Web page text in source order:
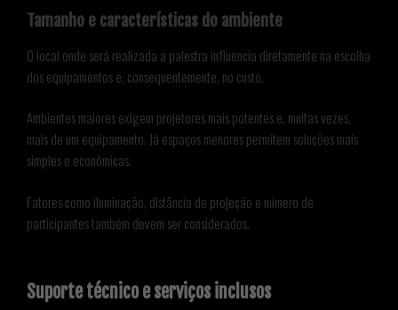
Tamanho e características do ambiente
O local onde será realizada a palestra influencia diretamente na escolha
dos equipamentos e, consequentemente, no custo.
Ambientes maiores exigem projetores mais potentes e, muitas vezes,
mais de um equipamento. Já espaços menores permitem soluções mais
simples e econômicas.
Fatores como iluminação, distância de projeção e número de
participantes também devem ser considerados.
Suporte técnico e serviços inclusos